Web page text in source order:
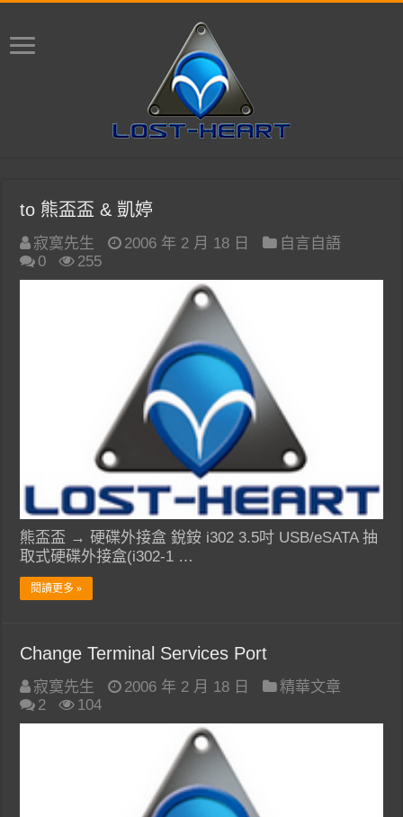
to 熊盃盃 & 凱婷
寂寞先生 2006 年 2 月 18 日
自言自語
0
255
熊盃盃 → 硬碟外接盒 銳銨 i302 3.5吋 USB/eSATA 抽
取式硬碟外接盒(i302-1 …
閱讀更多 »
Change Terminal Services Port
寂寞先生 2006 年 2 月 18 日
精華文章
2
104